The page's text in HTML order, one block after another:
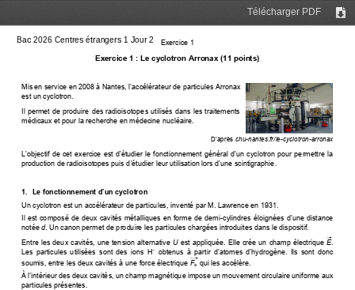
Télécharger PDF
Exercice 1
Exercice 1 : Le cyclotron Arronax (11 points)
Mis en service en 2008 à Nantes, l’accélérateur de particules Arronax
est un cyclotron.
Il  permet de produire des  radioisotopes utilisés  dans les traitements
médicaux et pour la recherche en médecine nucléaire.
D’après chu-nantes.fr/le-cyclotron-arronax
L’objectif de cet exercice est d’étudier le fonctionnement général d’un cyclotron pour permettre la
production de radioisotopes puis d’étudier leur utilisation lors d’une scintigraphie
1.  Le fonctionnement d’un cyclotron
Un cyclotron est un accélérateur de particules, inventé par M. Lawrence en 1931.
Il est composé de deux cavités métalliques en forme de demi-cylindres éloignées d’une distance
notée d. Un canon permet de produire les particules chargées introduites dans le dispositif.
Entre les deux cavités, une tension alternative U est appliquée. Elle crée un champ électrique E.
Les  particules  utilisées  sont  des  ions  H− obtenus à partir d’atomes d’hydrogène.
  Ils  sont  donc
soumis, entre les deux cavités à une force électrique Fe qui les accélère.
À l’intérieur des deux cavités, un champ magnétique impose un mouvement circulaire uniforme aux
particules présentes.